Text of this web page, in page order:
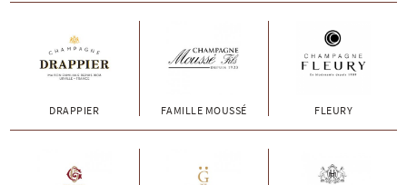
DRAPPIER FAMILLE MOUSSÉ FLEURY